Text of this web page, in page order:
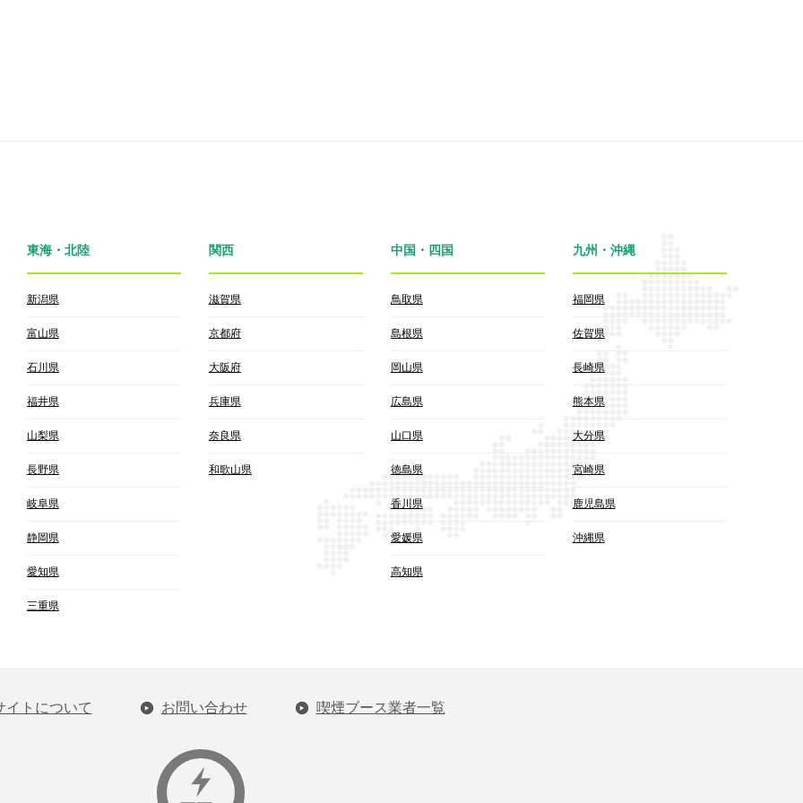
東海・北陸
新潟県
富山県
石川県
福井県
山梨県
長野県
岐阜県
静岡県
愛知県
三重県
関西
滋賀県
京都府
大阪府
兵庫県
奈良県
和歌山県
中国・四国
鳥取県
島根県
岡山県
広島県
山口県
徳島県
香川県
愛媛県
高知県
九州・沖縄
福岡県
佐賀県
長崎県
熊本県
大分県
宮崎県
鹿児島県
沖縄県
イトについて お問い合わせ 喫煙ブース業者一覧